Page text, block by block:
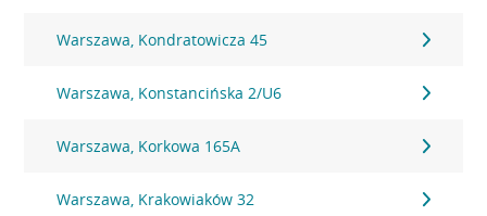
Warszawa, Kondratowicza 45
Warszawa, Konstancińska 2/U6
Warszawa, Korkowa 165A
Warszawa, Krakowiaków 32